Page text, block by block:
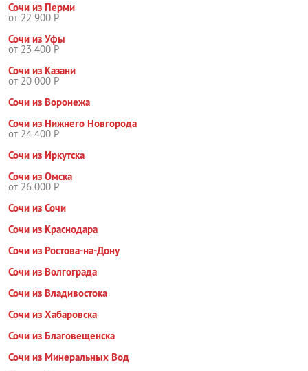
Сочи из Перми
от 22 900 Р
Сочи из Уфы
от 23 400 Р
Сочи из Казани
от 20 000 Р
Сочи из Воронежа
Сочи из Нижнего Новгорода
от 24 400 Р
Сочи из Иркутска
Сочи из Омска
от 26 000 Р
Сочи из Сочи
Сочи из Краснодара
Сочи из Ростова-на-Дону
Сочи из Волгограда
Сочи из Владивостока
Сочи из Хабаровска
Сочи из Благовещенска
Сочи из Минеральных Вод